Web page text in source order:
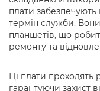
плати
термін служби.
планшетів, що
ремонту та
Ці плати проходять
гарантуючи захист